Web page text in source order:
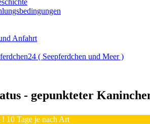
Anfahrt
( Seepferdchen und Meer )
- gepunkteter
10 Tage je nach Art